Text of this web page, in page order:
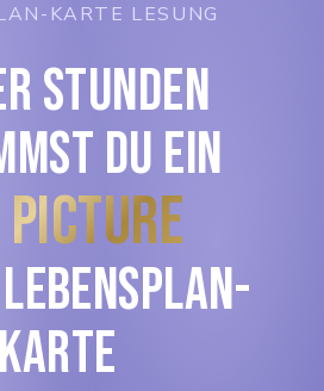
KARTE LESUNG
STUNDEN
DU EIN
KARTE